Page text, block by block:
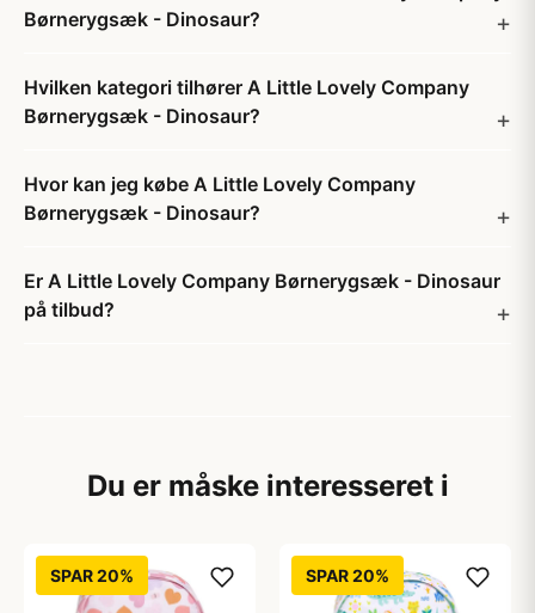
Børnerygsæk - Dinosaur?
Hvilken kategori tilhører A Little Lovely Company
Børnerygsæk - Dinosaur?
Hvor kan jeg købe A Little Lovely Company
Børnerygsæk - Dinosaur?
Er A Little Lovely Company Børnerygsæk - Dinosaur
på tilbud?
Du er måske interesseret i
SPAR 20% SPAR 20%